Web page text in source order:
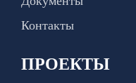
Контакты
ПРОЕКТЫ